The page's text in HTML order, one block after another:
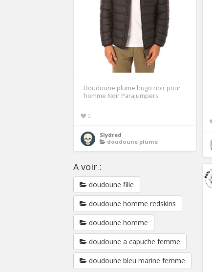
Doudoune plume hugo noir pour
homme Noir Parajumpers
2
Slydred
doudoune plume
A voir :
doudoune fille
doudoune homme redskins
doudoune homme
doudoune a capuche femme
doudoune bleu marine femme